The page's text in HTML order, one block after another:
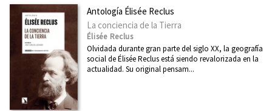
Antología Élisée Reclus
La conciencia de la Tierra
Élisée Reclus
Olvidada durante gran parte del siglo XX, la geografía
social de Élisée Reclus está siendo revalorizada en la
actualidad. Su original pensam...